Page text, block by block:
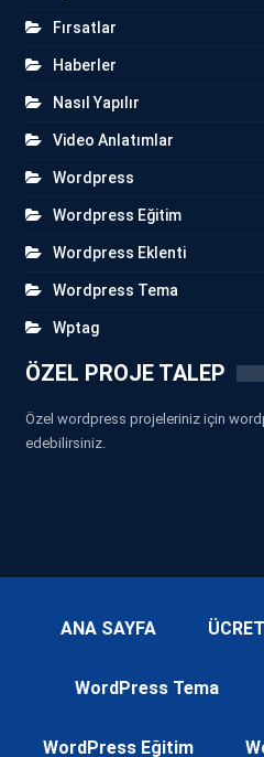
Fırsatlar
Haberler
Nasıl Yapılır
Video Anlatımlar
Wordpress
Wordpress Eğitim
Wordpress Eklenti
Wordpress Tema
Wptag
ÖZEL PROJE TALEP
Özel wordpress projeleriniz için
edebilirsiniz.
ANA SAYFA
WordPress Tema
WordPress Eğitim